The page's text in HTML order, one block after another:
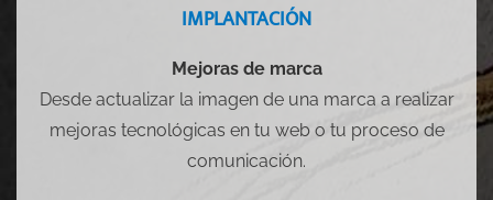
IMPLANTACIÓN
Mejoras de marca
Desde actualizar la imagen de una marca a realizar
mejoras tecnológicas en tu web o tu proceso de
comunicación.